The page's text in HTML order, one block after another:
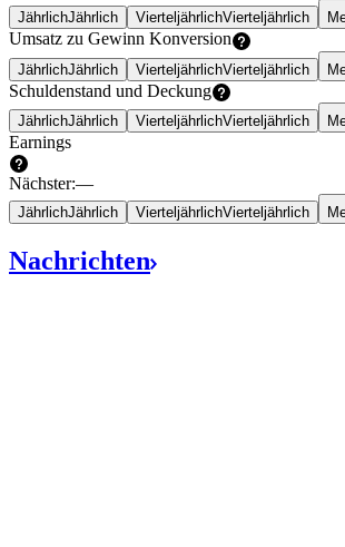
JährlichJährlich VierteljährlichVierteljährlich
Umsatz zu Gewinn Konversion
JährlichJährlich VierteljährlichVierteljährlich
Schuldenstand und Deckung
JährlichJährlich VierteljährlichVierteljährlich
Earnings
Nächster:—
JährlichJährlich VierteljährlichVierteljährlich
Nachrichten